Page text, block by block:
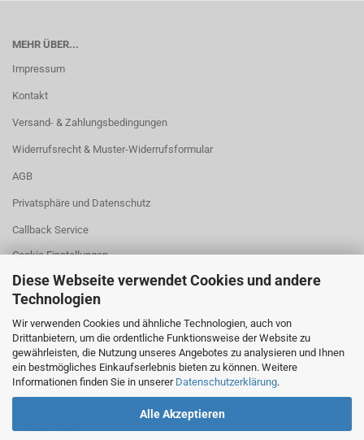
Diese Webseite verwendet Cookies und andere
Technologien
Wir verwenden Cookies und ähnliche Technologien, auch von
Drittanbietern, um die ordentliche Funktionsweise der Website zu
gewährleisten, die Nutzung unseres Angebotes zu analysieren und Ihnen
ein bestmögliches Einkaufserlebnis bieten zu können. Weitere
Informationen finden Sie in unserer Datenschutzerklärung.
Alle Akzeptieren
MEHR ÜBER...
Impressum
Kontakt
Versand- & Zahlungsbedingungen
Widerrufsrecht & Muster-Widerrufsformular
AGB
Privatsphäre und Datenschutz
Callback Service
Cookie Einstellungen
leer
Footer 3. Spalte
Footer 4. Spalte